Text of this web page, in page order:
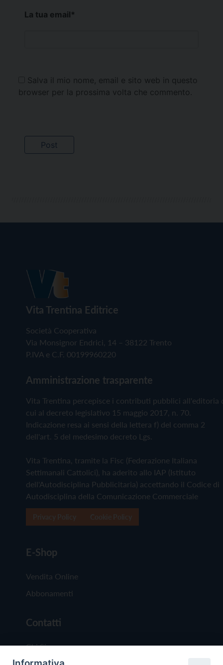
La tua email*
Salva il mio nome, email e sito web in questo
browser per la prossima volta che commento.
Vita Trentina Editrice
Società Cooperativa
Via Monsignor Endrici, 14 – 38122 Trento
P.IVA e C.F. 00199960220
Amministrazione trasparente
Vita Trentina percepisce i contributi pubblici all'editoria
cui al decreto legislativo 15 maggio 2017, n. 70.
Indicazione resa ai sensi della lettera f) del comma 2
dell'art. 5 del medesimo decreto Lgs.
Vita Trentina, tramite la Fisc (Federazione Italiana
Settimanali Cattolici), ha aderito allo IAP (Istituto
dell'Autodisciplina Pubblicitaria) accettando il Codice di
Autodisciplina della Comunicazione Commerciale
E-Shop
Vendita Online
Abbonamenti
Contatti
Chi Siamo